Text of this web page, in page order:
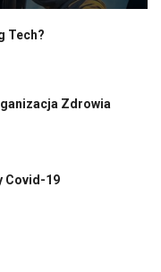
Tech?
Zdrowia
Covid-19